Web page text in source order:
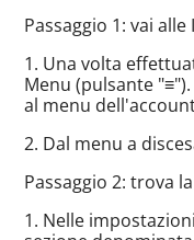
Passaggio 1: vai
1. Una volta
Menu (pulsante
al menu
2. Dal menu a
Passaggio 2: trova
1. Nelle